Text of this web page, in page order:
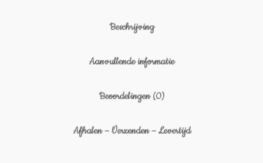
Beschrijving
Aanvullende informatie
Beoordelingen (0)
Afhalen – Verzenden – Levertijd